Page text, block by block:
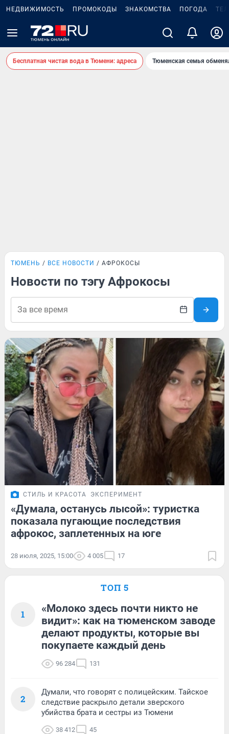
НЕДВИЖИМОСТЬ ПРОМОКОДЫ ЗНАКОМСТВА ПОГОДА
Бесплатная чистая вода в Тюмени: адреса Тюменская семья
ТЮМЕНЬ ВСЕ НОВОСТИ АФРОКОСЫ
Новости по тэгу Афрокосы
СТИЛЬ И КРАСОТА ЭКСПЕРИМЕНТ
«Думала, останусь лысой»: туристка
показала пугающие последствия
афрокос, заплетенных на юге
28 июля, 2025, 15:00 4 005 17
ТОП 5
1
«Молоко здесь почти никто не
видит»: как на тюменском заводе
делают продукты, которые вы
покупаете каждый день
96 284 131
2
Думали, что говорят с полицейским. Тайское
следствие раскрыло детали зверского
убийства брата и сестры из Тюмени
38 412 45